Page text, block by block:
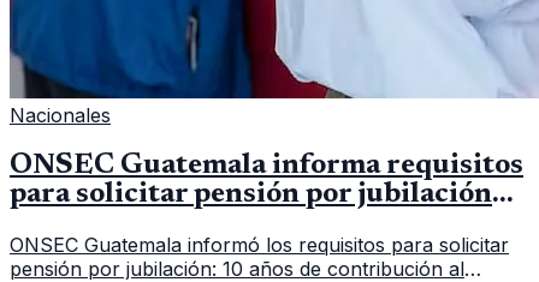
Nacionales
ONSEC Guatemala informa requisitos
para solicitar pensión por jubilación
ONSEC Guatemala informó los requisitos para solicitar
pensión por jubilación: 10 años de contribución al